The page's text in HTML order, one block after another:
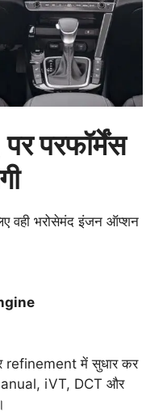
परफॉर्मेंस
वही भरोसेमंद इंजन ऑप्शन
refinement में सुधार कर
iVT, DCT और